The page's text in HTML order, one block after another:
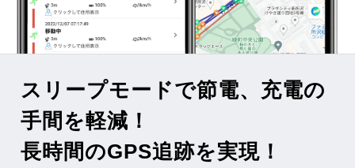
スリープモードで節電、充電の
手間を軽減！
長時間のGPS追跡を実現！